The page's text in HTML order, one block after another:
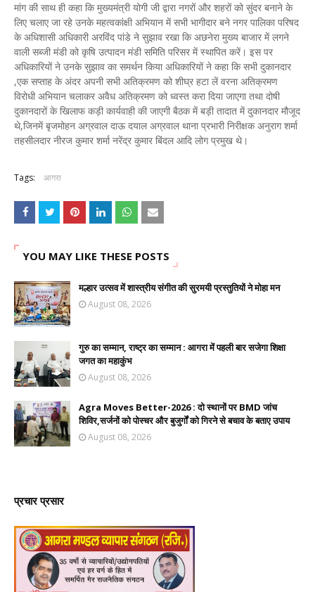
मांग की साथ ही कहा कि मुख्यमंत्री योगी जी द्वारा नगरों और शहरों को सुंदर बनाने के
लिए चलाए जा रहे उनके महत्वकांक्षी अभियान में सभी भागीदार बने नगर पालिका परिषद
के अधिशासी अधिकारी अरविंद पांडे ने सुझाव रखा कि अछनेरा मुख्य बाजार में लगने
वाली सब्जी मंडी को कृषि उत्पादन मंडी समिति परिसर में स्थापित करें। इस पर
अधिकारियों ने उनके सुझाव का समर्थन किया अधिकारियों ने कहा कि सभी दुकानदार
,एक सप्ताह के अंदर अपनी सभी अतिक्रमण को शीघ्र हटा लें वरना अतिक्रमण
विरोधी अभियान चलाकर अवैध अतिक्रमण को ध्वस्त करा दिया जाएगा तथा दोषी
दुकानदारों के खिलाफ कड़ी कार्यवाही की जाएगी बैठक में बड़ी तादात में दुकानदार मौजूद
थे,जिनमें बृजमोहन अग्रवाल दाऊ दयाल अग्रवाल थाना प्रभारी निरीक्षक अनुराग शर्मा
तहसीलदार नीरज कुमार शर्मा नरेंद्र कुमार बिंदल आदि लोग प्रमुख थे।
Tags: आगरा
YOU MAY LIKE THESE POSTS
मल्हार उत्सव में शास्त्रीय संगीत की सुरमयी प्रस्तुतियों ने मोहा मन
August 08, 2026
गुरु का सम्मान, राष्ट्र का सम्मान : आगरा में पहली बार सजेगा शिक्षा
जगत का महाकुंभ
August 08, 2026
Agra Moves Better-2026 : दो स्थानों पर BMD जांच
शिविर,सर्जनों को पोस्चर और बुजुर्गों को गिरने से बचाव के बताए उपाय
August 08, 2026
प्रचार प्रसार